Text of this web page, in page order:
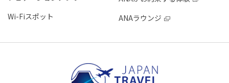
Wi-Fiスポット
ANAラウンジ